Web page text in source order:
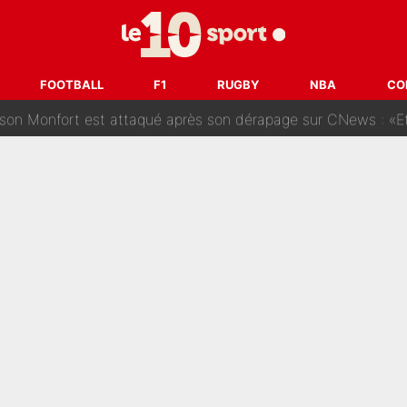
FOOTBALL F1 RUGBY NBA
nouveaux joueurs : L’IA dévoile les 5 cracks qui pourraient
McCourt, démission de Roberto De Zerbi : Medhi Benatia se lâche sur son
est attaqué après son dérapage sur CNews : «Et lui, il prend